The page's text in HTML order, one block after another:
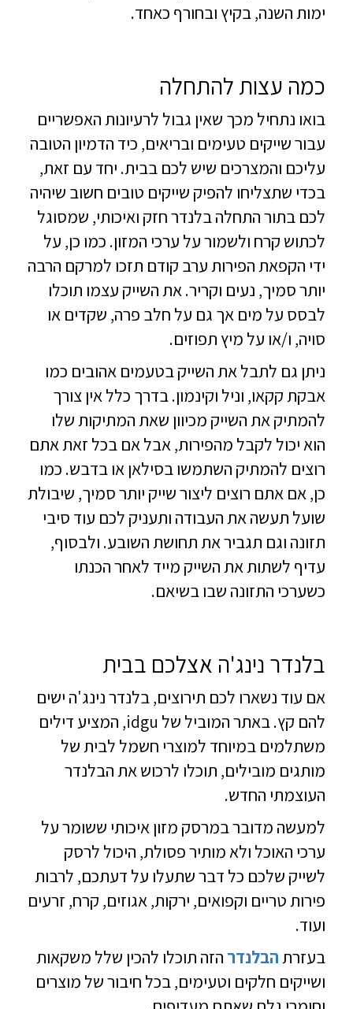
ימות השנה, בקיץ ובחורף כאחד.
כמה עצות להתחלה
בואו נתחיל מכך שאין גבול לרעיונות האפשריים
עבור שייקים טעימים ובריאים, כיד הדמיון הטובה
עליכם והמצרכים שיש לכם בבית. יחד עם זאת,
בכדי שתצליחו להפיק שייקים טובים חשוב שיהיה
לכם בתור התחלה בלנדר חזק ואיכותי, שמסוגל
לכתוש קרח ולשמור על ערכי המזון. כמו כן, על
ידי הקפאת הפירות ערב קודם תזכו למרקם הרבה
יותר סמיך, נעים וקריר. את השייק עצמו תוכלו
לבסס על מים אך גם על חלב פרה, שקדים או
סויה, ו/או על מיץ תפוזים.
ניתן גם לתבל את השייק בטעמים אהובים כמו
אבקת קקאו, וניל וקינמון. בדרך כלל אין צורך
להמתיק את השייק מכיוון שאת המתיקות שלו
הוא יכול לקבל מהפירות, אבל אם בכל זאת אתם
רוצים להמתיק השתמשו בסילאן או בדבש. כמו
כן, אם אתם רוצים ליצור שייק יותר סמיך, שיבולת
שועל תעשה את העבודה ותעניק לכם עוד סיבי
תזונה וגם תגביר את תחושת השובע. ולבסוף,
עדיף לשתות את השייק מייד לאחר הכנתו
כשערכי התזונה שבו בשיאם.
בלנדר נינג'ה אצלכם בבית
אם עוד נשארו לכם תירוצים, בלנדר נינג'ה ישים
להם קץ. באתר המוביל של idgu, המציע דילים
משתלמים במיוחד למוצרי חשמל לבית של
מותגים מובילים, תוכלו לרכוש את הבלנדר
העוצמתי החדש.
למעשה מדובר במרסק מזון איכותי ששומר על
ערכי האוכל ולא מותיר פסולת, היכול לרסק
לשייק שלכם כל דבר שתעלו על דעתכם, לרבות
פירות טריים וקפואים, ירקות, אגוזים, קרח, זרעים
ועוד.
בעזרתהבלנדר הזה תוכלו להכין שלל משקאות
ושייקים חלקים וטעימים, בכל חיבור של מוצרים